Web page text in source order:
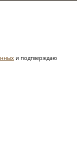
и подтверждаю